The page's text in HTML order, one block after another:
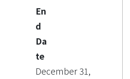
En
d
Da
te
December 31,